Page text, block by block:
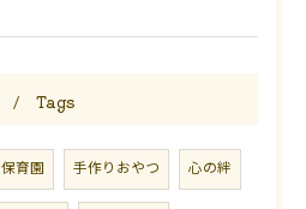
Tags
保育園 手作りおやつ 心の絆